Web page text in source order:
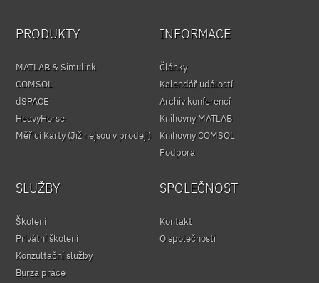
PRODUKTY
MATLAB & Simulink
COMSOL
dSPACE
HeavyHorse
Měřicí Karty (Již nejsou v prodeji)
INFORMACE
Články
Kalendář událostí
Archiv konferencí
Knihovny MATLAB
Knihovny COMSOL
Podpora
SLUŽBY
Školení
Privátní školení
Konzultační služby
Burza práce
SPOLEČNOST
Kontakt
O společnosti